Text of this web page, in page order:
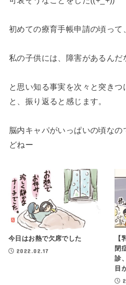
初めての療育手帳申請の頃って
私の子供には、障害があるん
と思い知る事実を次々と突き
と、振り返ると感じます。
脳内キャパがいっぱいの頃な
どねー
今日はお熱で欠席でした
2022.02.17
【
閉
診
目